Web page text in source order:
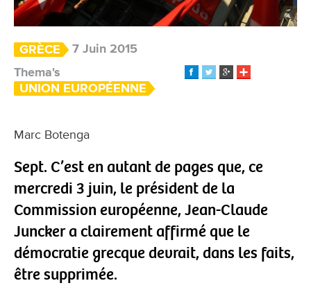
GRÈCE
7 Juin 2015
Thema's
UNION EUROPÉENNE
Marc Botenga
Sept. C’est en autant de pages que, ce
mercredi 3 juin, le président de la
Commission européenne, Jean-Claude
Juncker a clairement affirmé que le
démocratie grecque devrait, dans les faits,
être supprimée.